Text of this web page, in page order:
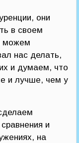
они
в своем
можем
нас делать,
и думаем, что
и лучше, чем у
и
на